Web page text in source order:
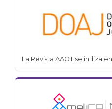
La Revista AAOT se indiza en